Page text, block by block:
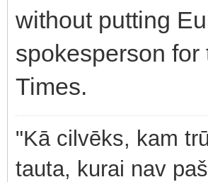
without putting
spokesperson
Times.
"Kā cilvēks, kam
tauta, kurai nav